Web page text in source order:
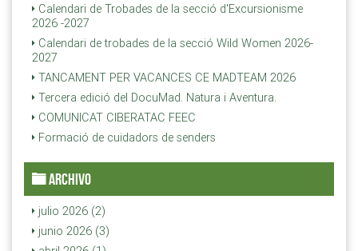
Calendari de Trobades de la secció d'Excursionisme
2026 -2027
Calendari de trobades de la secció Wild Women 2026-
2027
TANCAMENT PER VACANCES CE MADTEAM 2026
Tercera edició del DocuMad. Natura i Aventura.
COMUNICAT CIBERATAC FEEC
Formació de cuidadors de senders
ARCHIVO
julio 2026 (2)
junio 2026 (3)